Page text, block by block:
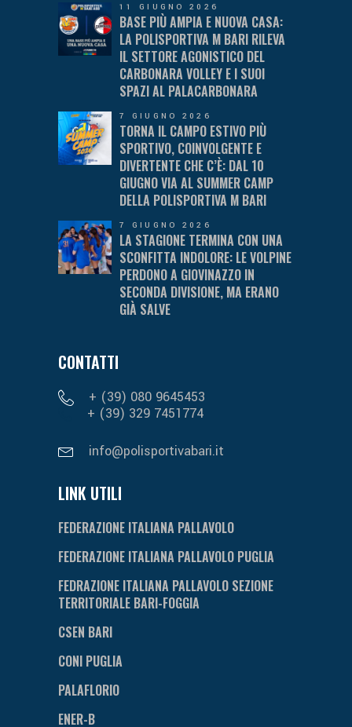
11 GIUGNO 2026
BASE PIÙ AMPIA E NUOVA CASA:
LA POLISPORTIVA M BARI RILEVA
IL SETTORE AGONISTICO DEL
CARBONARA VOLLEY E I SUOI
SPAZI AL PALACARBONARA
7 GIUGNO 2026
TORNA IL CAMPO ESTIVO PIÙ
SPORTIVO, COINVOLGENTE E
DIVERTENTE CHE C’È: DAL 10
GIUGNO VIA AL SUMMER CAMP
DELLA POLISPORTIVA M BARI
7 GIUGNO 2026
LA STAGIONE TERMINA CON UNA
SCONFITTA INDOLORE: LE VOLPINE
PERDONO A GIOVINAZZO IN
SECONDA DIVISIONE, MA ERANO
GIÀ SALVE
CONTATTI
+ (39) 080 9645453
+ (39) 329 7451774
info@polisportivabari.it
LINK UTILI
FEDERAZIONE ITALIANA PALLAVOLO
FEDERAZIONE ITALIANA PALLAVOLO PUGLIA
FEDRAZIONE ITALIANA PALLAVOLO SEZIONE
TERRITORIALE BARI-FOGGIA
CSEN BARI
CONI PUGLIA
PALAFLORIO
ENER-B